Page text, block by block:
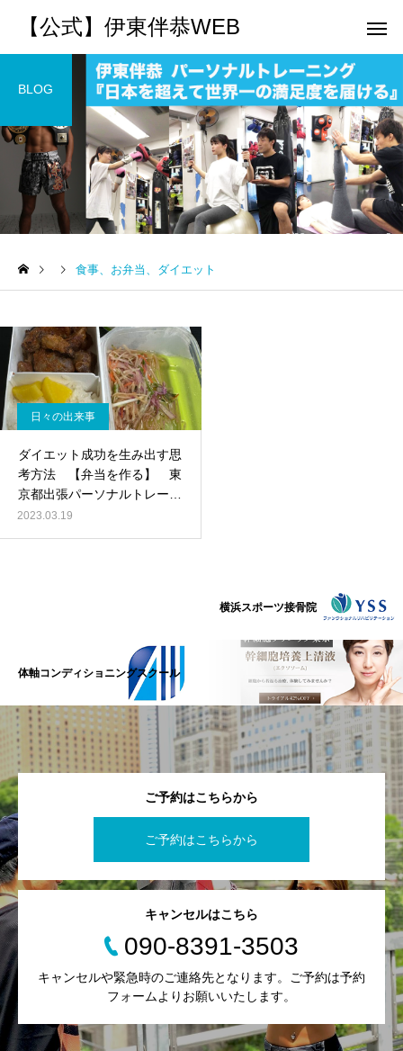
【公式】伊東伴恭WEB
トレーナーとして 個別トレー
パーソナルトレーニ
キックボクシングで本当に
が消費カロリーと週の回数
で答えます
パーソナルトレーニ
BLOG
食事、お弁当、ダイエット
日々の出来事
ダイエット成功を生み出す思
考方法 【弁当を作る】 東
京都出張パーソナルトレーニ
ング
2023.03.19
横浜スポーツ接骨院
体軸コンディショニングスクール
ご予約はこちらから
ご予約はこちらから
キャンセルはこちら
090-8391-3503
キャンセルや緊急時のご連絡先となります。ご予約は予約
フォームよりお願いいたします。